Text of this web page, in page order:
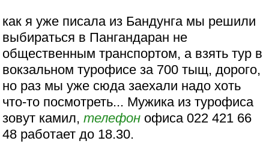
как я уже писала из Бандунга мы решили
выбираться в Пангандаран не
общественным транспортом, а взять тур в
вокзальном турофисе за 700 тыщ, дорого,
но раз мы уже сюда заехали надо хоть
что-то посмотреть... Мужика из турофиса
зовут камил,телефон офиса 022 421 66
48 работает до 18.30.